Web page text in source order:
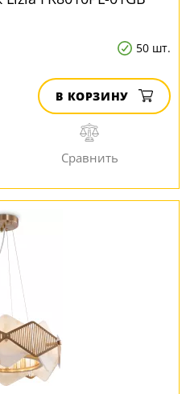
50 шт.
В КОРЗИНУ